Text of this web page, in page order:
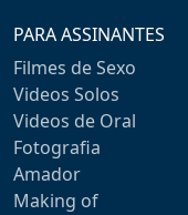
PARA ASSINANTES
Filmes de Sexo
Videos Solos
Videos de Oral
Fotografia
Amador
Making of